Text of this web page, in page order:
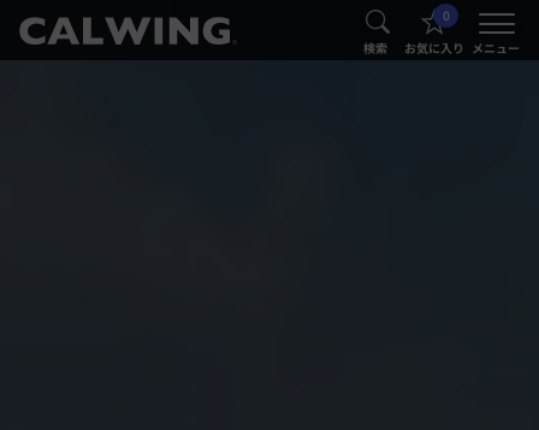
® 検索
0
お気に入り メニュー
®